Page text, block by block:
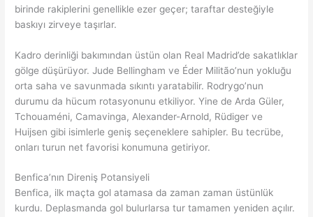
birinde rakiplerini genellikle ezer geçer; taraftar desteğiyle
baskıyı zirveye taşırlar.
Kadro derinliği bakımından üstün olan Real Madrid’de sakatlıklar
gölge düşürüyor. Jude Bellingham ve Éder Militão’nun yokluğu
orta saha ve savunmada sıkıntı yaratabilir. Rodrygo’nun
durumu da hücum rotasyonunu etkiliyor. Yine de Arda Güler,
Tchouaméni, Camavinga, Alexander-Arnold, Rüdiger ve
Huijsen gibi isimlerle geniş seçeneklere sahipler. Bu tecrübe,
onları turun net favorisi konumuna getiriyor.
Benfica’nın Direniş Potansiyeli
Benfica, ilk maçta gol atamasa da zaman zaman üstünlük
kurdu. Deplasmanda gol bulurlarsa tur tamamen yeniden açılır.